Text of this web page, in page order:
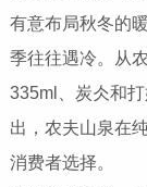
有意布局秋冬的
季往往遇冷。从
335ml、炭仌和
出，农夫山泉在
消费者选择。